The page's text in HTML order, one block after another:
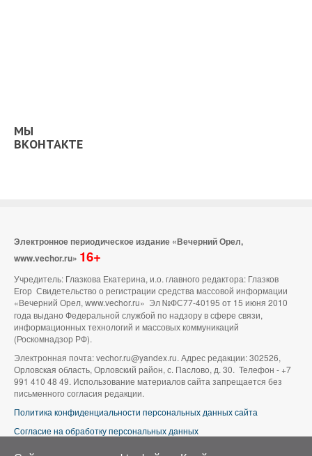
МЫ
ВКОНТАКТЕ
Электронное периодическое издание «Вечерний Орел,
www.vechor.ru» 16+
Учредитель: Глазкова Екатерина, и.о. главного редактора: Глазков
Егор Свидетельство о регистрации средства массовой информации
«Вечерний Орел, www.vechor.ru» Эл №ФС77-40195 от 15 июня 2010
года выдано Федеральной службой по надзору в сфере связи,
информационных технологий и массовых коммуникаций
(Роскомнадзор РФ).
Электронная почта: vechor.ru@yandex.ru. Адрес редакции: 302526,
Орловская область, Орловский район, с. Паслово, д. 30. Телефон - +7
991 410 48 49. Использование материалов сайта запрещается без
письменного согласия редакции.
Политика конфиденциальности персональных данных сайта
Согласие на обработку персональных данных